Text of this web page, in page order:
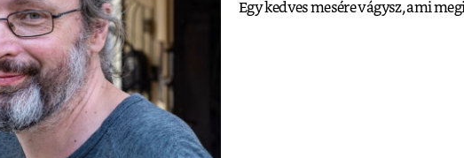
Egy kedves mesére vágysz, ami